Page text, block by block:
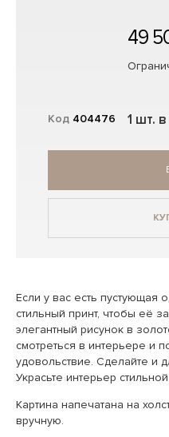
Код 404476
49
1 шт.
Если у вас есть пустующая
стильный принт, чтобы её
элегантный рисунок в
смотреться в интерьере и
удовольствие. Сделайте и
Украсьте интерьер
Картина напечатана на
вручную.